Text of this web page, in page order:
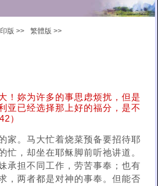
版 >> 繁體版 >>
！妳为许多的事思虑烦扰，但是
亚已经选择那上好的福分，是不
）
家。马大忙着烧菜预备要招待耶
忙，却坐在耶稣脚前听祂讲道。
承担不同工作，劳苦事奉；也有
，两者都是对神的事奉。但能否